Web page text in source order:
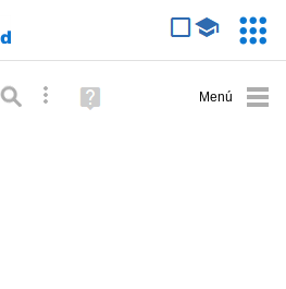
Búsqueda avanzada
Ayuda
(en